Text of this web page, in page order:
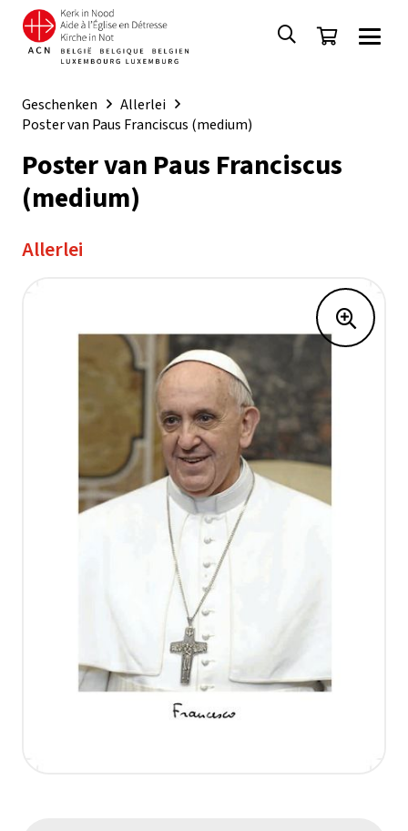
Geschenken
Allerlei
Poster van Paus Franciscus (medium)
Poster van Paus Franciscus
(medium)
Allerlei